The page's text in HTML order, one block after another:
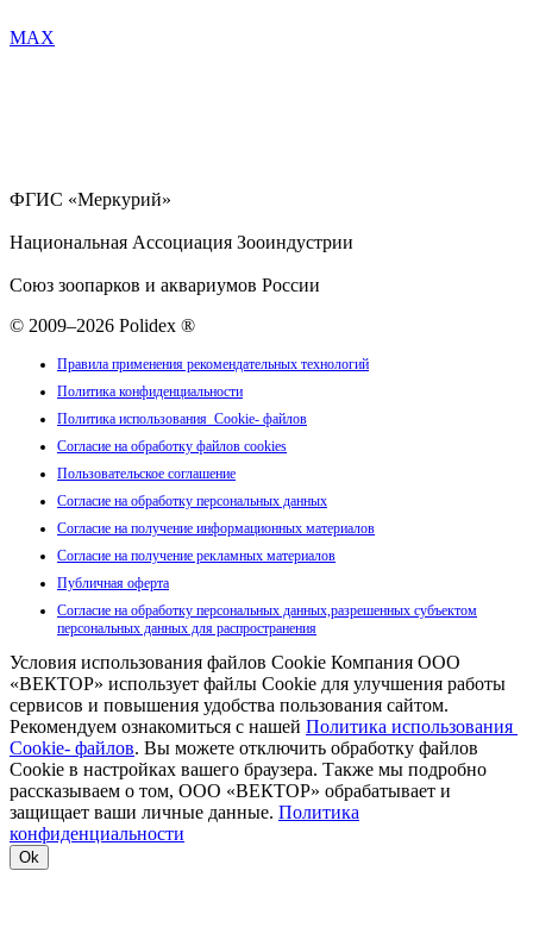
MAX
ФГИС «Меркурий»
Национальная Ассоциация Зооиндустрии
Союз зоопарков и аквариумов России
© 2009–2026 Polidex ®
Правила применения рекомендательных технологий
Политика конфиденциальности
Политика использования Cookie- файлов
Согласие на обработку файлов cookies
Пользовательское соглашение
Согласие на обработку персональных данных
Согласие на получение информационных материалов
Согласие на получение рекламных материалов
Публичная оферта
Согласие на обработку персональных данных,разрешенных субъектом
персональных данных для распространения
Условия использования файлов Cookie Компания ООО
«ВЕКТОР» использует файлы Cookie для улучшения работы
сервисов и повышения удобства пользования сайтом.
Рекомендуем ознакомиться с нашей Политика использования
Cookie- файлов. Вы можете отключить обработку файлов
Cookie в настройках вашего браузера. Также мы подробно
рассказываем о том, ООО «ВЕКТОР» обрабатывает и
защищает ваши личные данные. Политика
конфиденциальности
Ok